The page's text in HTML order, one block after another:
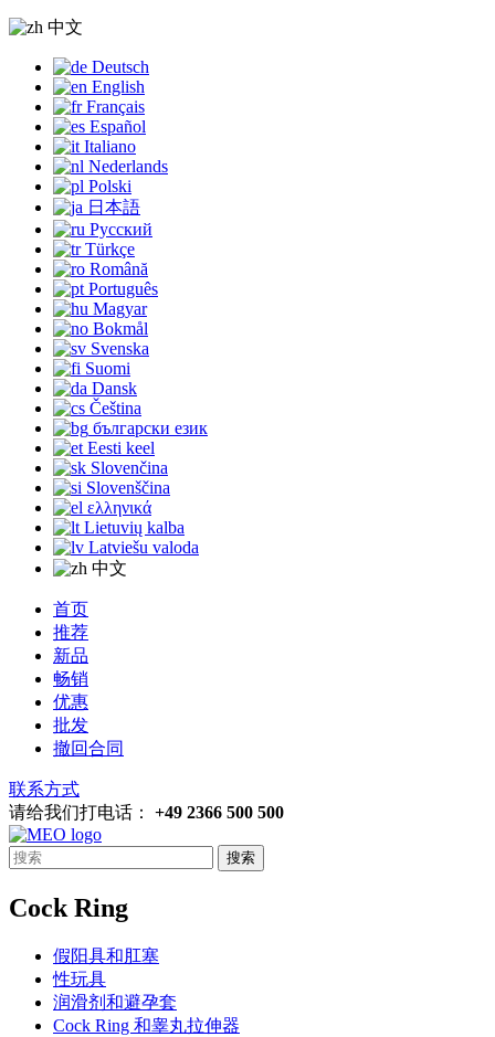
中文
Deutsch
English
Français
Español
Italiano
Nederlands
Polski
日本語
Русский
Türkçe
Română
Português
Magyar
Bokmål
Svenska
Suomi
Dansk
Čeština
български език
Eesti keel
Slovenčina
Slovenščina
ελληνικά
Lietuvių kalba
Latviešu valoda
中文
首页
推荐
新品
畅销
优惠
批发
撤回合同
联系方式
请给我们打电话： +49 2366 500 500
搜索
Cock Ring
假阳具和肛塞
性玩具
润滑剂和避孕套
Cock Ring 和睾丸拉伸器